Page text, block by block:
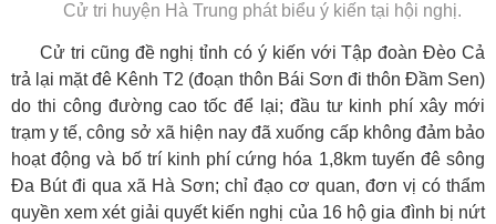
Cử tri huyện Hà Trung phát biểu ý kiến tại hội nghị.
Cử tri cũng đề nghị tỉnh có ý kiến với Tập đoàn Đèo Cả
trả lại mặt đê Kênh T2 (đoạn thôn Bái Sơn đi thôn Đầm Sen)
do thi công đường cao tốc để lại; đầu tư kinh phí xây mới
trạm y tế, công sở xã hiện nay đã xuống cấp không đảm bảo
hoạt động và bố trí kinh phí cứng hóa 1,8km tuyến đê sông
Đa Bút đi qua xã Hà Sơn; chỉ đạo cơ quan, đơn vị có thẩm
quyền xem xét giải quyết kiến nghị của 16 hộ gia đình bị nứt